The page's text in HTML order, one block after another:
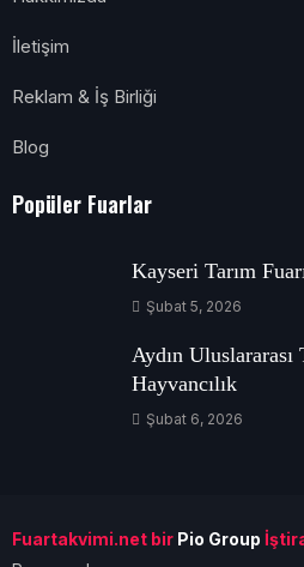
İletişim
Reklam & İş Birliği
Blog
Popüler Fuarlar
Kayseri Tarım
Şubat 5, 2026
Aydın Uluslararası
Hayvancılık
Şubat 6, 2026
Fuartakvimi.net bir Pio Group